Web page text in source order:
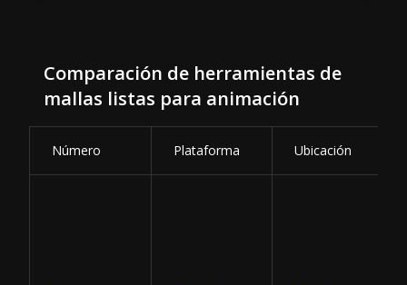
Comparación de herramientas de
mallas listas para animación
Número Plataforma Ubicación